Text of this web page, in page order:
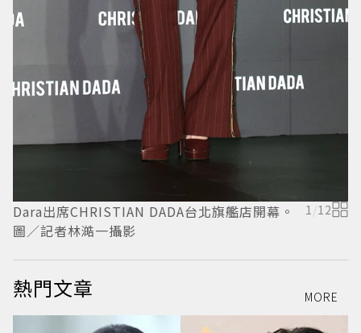
Dara出席CHRISTIAN DADA台北旗艦店開幕。
圖／記者林澔一攝影
1/12
熱門文章 MORE